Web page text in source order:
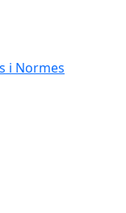
i Normes